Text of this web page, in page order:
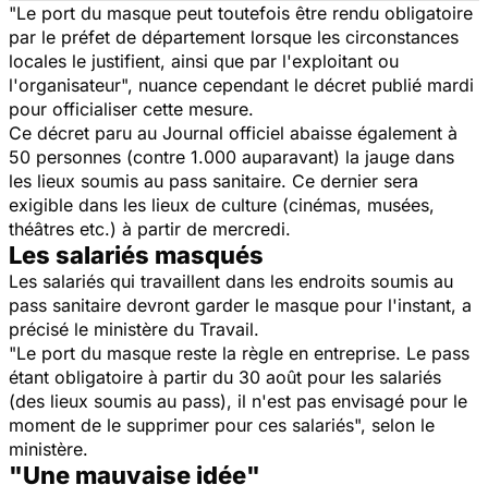
"Le port du masque peut toutefois être rendu obligatoire
par le préfet de département lorsque les circonstances
locales le justifient, ainsi que par l'exploitant ou
l'organisateur", nuance cependant le décret publié mardi
pour officialiser cette mesure.
Ce décret paru au Journal officiel abaisse également à
50 personnes (contre 1.000 auparavant) la jauge dans
les lieux soumis au pass sanitaire. Ce dernier sera
exigible dans les lieux de culture (cinémas, musées,
théâtres etc.) à partir de mercredi.
Les salariés masqués
Les salariés qui travaillent dans les endroits soumis au
pass sanitaire devront garder le masque pour l'instant, a
précisé le ministère du Travail.
"Le port du masque reste la règle en entreprise. Le pass
étant obligatoire à partir du 30 août pour les salariés
(des lieux soumis au pass), il n'est pas envisagé pour le
moment de le supprimer pour ces salariés", selon le
ministère.
"Une mauvaise idée"